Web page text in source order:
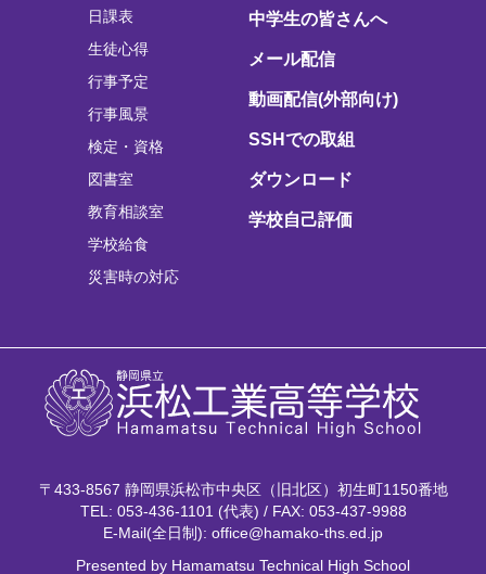
日課表
生徒心得
行事予定
行事風景
検定・資格
図書室
教育相談室
学校給食
災害時の対応
中学生の皆さんへ
メール配信
動画配信(外部向け)
SSHでの取組
ダウンロード
学校自己評価
〒433-8567 静岡県浜松市中央区（旧北区）初生町1150番地
TEL: 053-436-1101 (代表) / FAX: 053-437-9988
E-Mail(全日制): office@hamako-ths.ed.jp
Presented by Hamamatsu Technical High School